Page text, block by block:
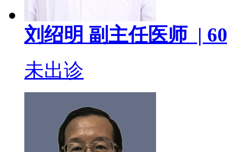
刘绍明 副主任医师 |
未出诊